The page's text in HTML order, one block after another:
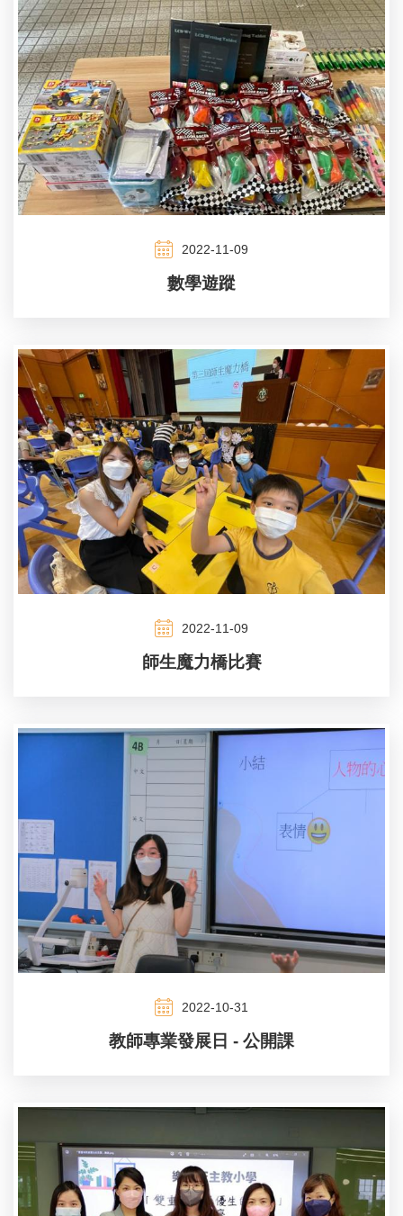
2022-11-09
數學遊蹤
2022-11-09
師生魔力橋比賽
2022-10-31
教師專業發展日 - 公開課